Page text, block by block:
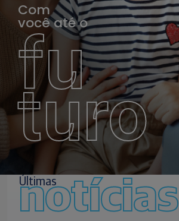
Com
você até o
fu
turo
Últimas
notícias